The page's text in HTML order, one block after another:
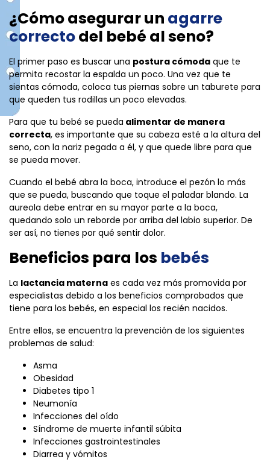
¿Cómo asegurar un agarre
correctodel bebé al seno?
El primer paso es buscar una postura cómoda que te
permita recostar la espalda un poco. Una vez que te
sientas cómoda, coloca tus piernas sobre un taburete para
que queden tus rodillas un poco elevadas.
Para que tu bebé se pueda alimentar de manera
correcta, es importante que su cabeza esté a la altura del
seno, con la nariz pegada a él, y que quede libre para que
se pueda mover.
Cuando el bebé abra la boca, introduce el pezón lo más
que se pueda, buscando que toque el paladar blando. La
aureola debe entrar en su mayor parte a la boca,
quedando solo un reborde por arriba del labio superior. De
ser así, no tienes por qué sentir dolor.
Beneficios para los bebés
La lactancia materna es cada vez más promovida por
especialistas debido a los beneficios comprobados que
tiene para los bebés, en especial los recién nacidos.
Entre ellos, se encuentra la prevención de los siguientes
problemas de salud:
Asma
Obesidad
Diabetes tipo 1
Neumonía
Infecciones del oído
Síndrome de muerte infantil súbita
Infecciones gastrointestinales
Diarrea y vómitos